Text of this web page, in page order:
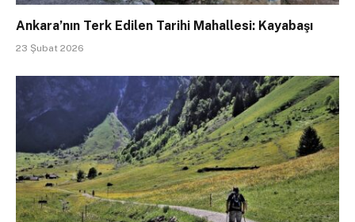
Ankara’nın Terk Edilen Tarihi Mahallesi: Kayabaşı
23 Şubat 2026